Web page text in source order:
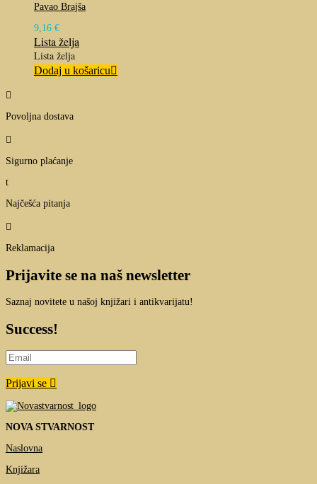
Pavao Brajša
9,16 €
Lista želja
Lista želja
Dodaj u košaricu

Povoljna dostava

Sigurno plaćanje
t
Najčešća pitanja

Reklamacija
Prijavite se na naš newsletter
Saznaj novitete u našoj knjižari i antikvarijatu!
Success!
Prijavi se
NOVA STVARNOST
Naslovna
Knjižara